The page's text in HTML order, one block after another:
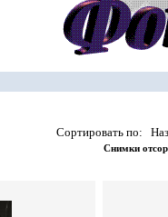
Сортировать по:
Снимки